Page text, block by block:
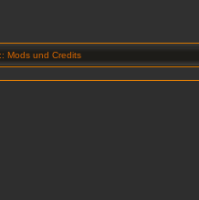
:: Mods und Credits